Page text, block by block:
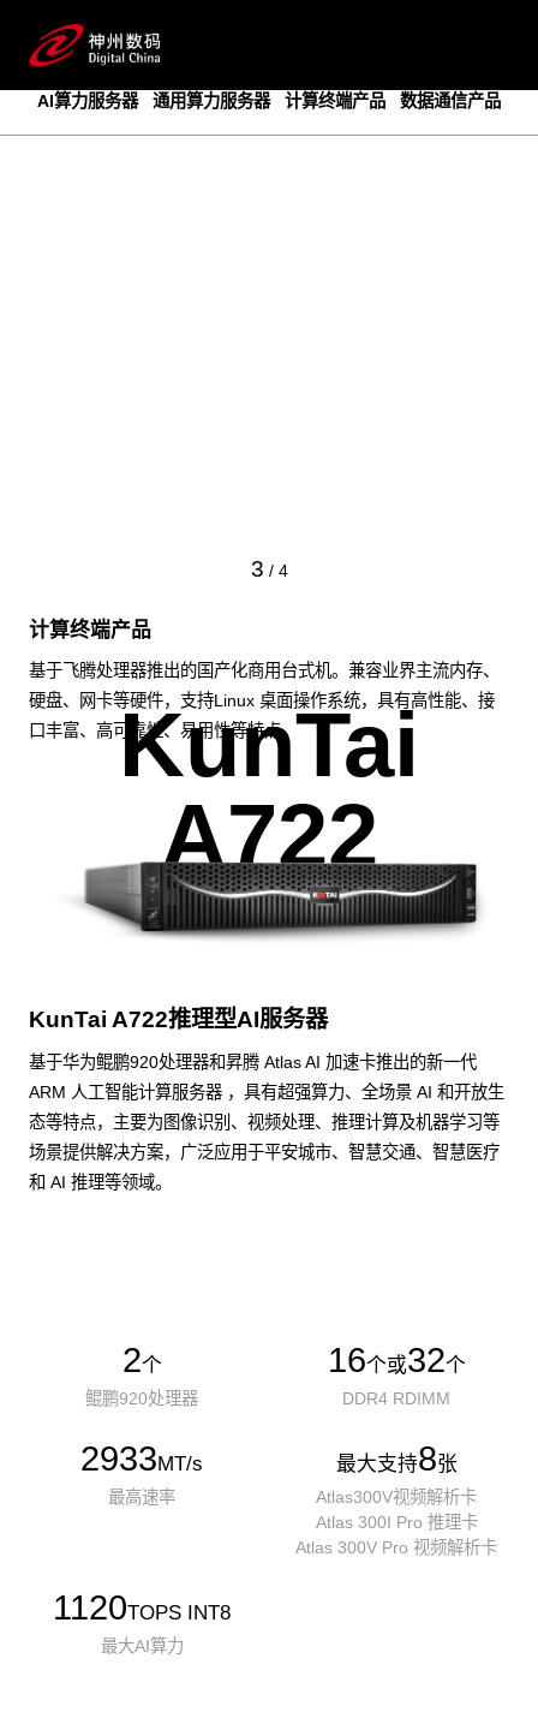
AI算力服务器
通用算力服务器 计算终端产品 数据通信产品
3 / 4
计算终端产品
基于飞腾处理器推出的国产化商用台式机。兼容业界主流内存、
硬盘、网卡等硬件，支持Linux 桌面操作系统，具有高性能、接
口丰富、高可靠性、易用性等特点。
KunTai
A722
KunTai A722推理型AI服务器
基于华为鲲鹏920处理器和昇腾 Atlas AI 加速卡推出的新一代
ARM 人工智能计算服务器 ，具有超强算力、全场景 AI 和开放生
态等特点，主要为图像识别、视频处理、推理计算及机器学习等
场景提供解决方案，广泛应用于平安城市、智慧交通、智慧医疗
和 AI 推理等领域。
2个
鲲鹏920处理器
16个或32个
DDR4 RDIMM
2933MT/s
最高速率
最大支持8张
Atlas300V视频解析卡
Atlas 300I Pro 推理卡
Atlas 300V Pro 视频解析卡
1120TOPS INT8
最大AI算力